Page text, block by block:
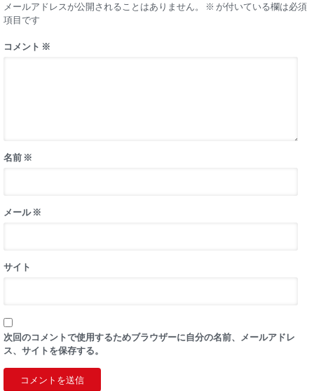
メールアドレスが公開されることはありません。 ※ が付いている欄は必須
項目です
コメント ※
名前 ※
メール※
サイト
次回のコメントで使用するためブラウザーに自分の名前、メールアドレ
ス、サイトを保存する。